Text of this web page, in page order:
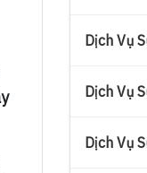
Dịch Vụ
Dịch Vụ
Dịch Vụ